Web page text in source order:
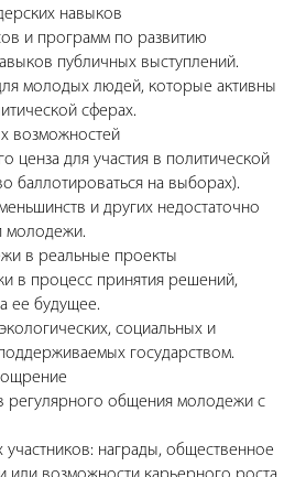
навыков
и программ по развитию
публичных выступлений.
молодых людей, которые активны
сферах.
возможностей
ценза для участия в политической
баллотироваться на выборах).
и других недостаточно
молодежи.
в реальные проекты
в процесс принятия решений,
ее будущее.
социальных и
государством.
регулярного общения молодежи с
награды, общественное